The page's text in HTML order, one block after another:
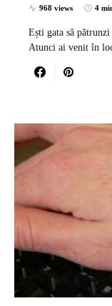
968 views 4
Ești gata să
Atunci ai venit în